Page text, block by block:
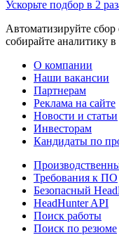
Ускорьте подбор в 2
Автоматизируйте сбор
собирайте аналитику в
О компании
Наши вакансии
Партнерам
Реклама на сайте
Новости и статьи
Инвесторам
Кандидаты по
Требования к ПО
Безопасный
HeadHunter API
Поиск работы
Поиск по резюме